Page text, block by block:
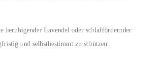
beruhigender Lavendel oder schlaffördernder
und selbstbestimmt zu schützen.